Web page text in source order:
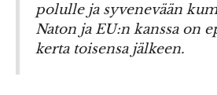
polulle ja syvenevään
Naton ja EU:n kanssa on
kerta toisensa jälkeen.